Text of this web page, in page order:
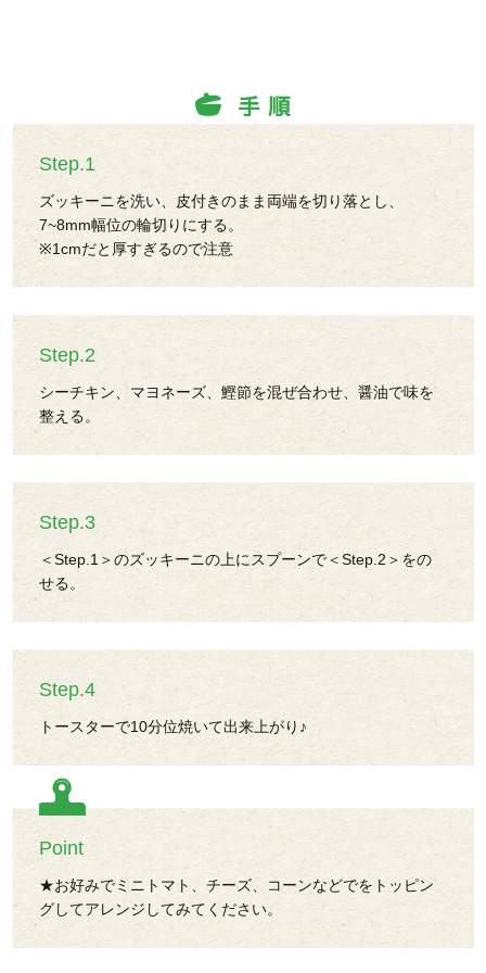
Step.1
ズッキーニを洗い、皮付きのまま両端を切り落とし、
7~8mm幅位の輪切りにする。
※1cmだと厚すぎるので注意
Step.2
シーチキン、マヨネーズ、鰹節を混ぜ合わせ、醤油で味を
整える。
Step.3
＜Step.1＞のズッキーニの上にスプーンで＜Step.2＞をの
せる。
Step.4
トースターで10分位焼いて出来上がり♪
Point
★お好みでミニトマト、チーズ、コーンなどでをトッピン
グしてアレンジしてみてください。